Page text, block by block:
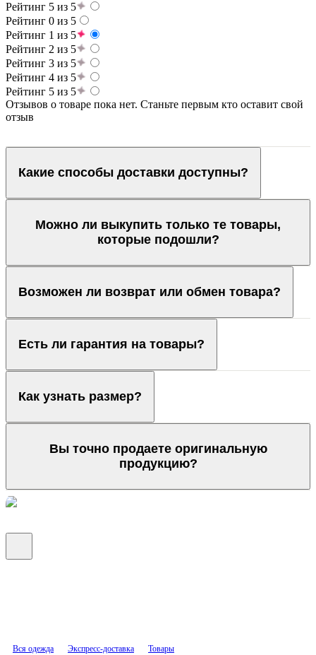
Рейтинг 5 из 5
Рейтинг 0 из 5
Рейтинг 1 из 5
Рейтинг 2 из 5
Рейтинг 3 из 5
Рейтинг 4 из 5
Рейтинг 5 из 5
Отзывов о товаре пока нет. Станьте первым кто оставит свой
отзыв
Какие способы доставки доступны?
Можно ли выкупить только те товары,
которые подошли?
Возможен ли возврат или обмен товара?
Есть ли гарантия на товары?
Как узнать размер?
Вы точно продаете оригинальную
продукцию?
Вся одежда Экспресс-доставка
Товары